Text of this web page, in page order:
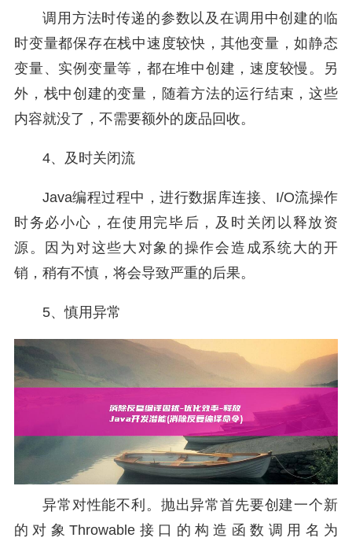
调用方法时传递的参数以及在调用中创建的临
时变量都保存在栈中速度较快，其他变量，如静态
变量、实例变量等，都在堆中创建，速度较慢。另
外，栈中创建的变量，随着方法的运行结束，这些
内容就没了，不需要额外的废品回收。
4、及时关闭流
Java编程过程中，进行数据库连接、I/O流操作
时务必小心，在使用完毕后，及时关闭以释放资
源。因为对这些大对象的操作会造成系统大的开
销，稍有不慎，将会导致严重的后果。
5、慎用异常
异常对性能不利。抛出异常首先要创建一个新
的对象Throwable接口的构造函数调用名为